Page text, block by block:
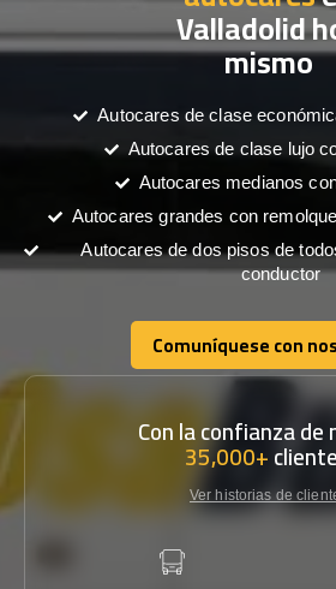
Valladolid
mismo
Autocares de clase
Autocares de clase lujo
Autocares medianos
Autocares grandes con
Autocares de dos pisos de
conductor
Comuníquese con
Comuníquese con
Con la confianza de
35,000+
Ver historias de